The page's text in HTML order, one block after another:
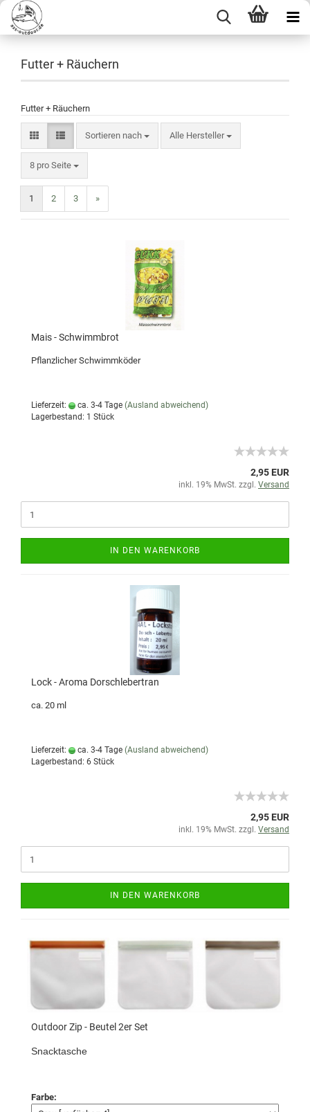
Futter + Räuchern
Futter + Räuchern
Sortieren nach Alle Hersteller
8 pro Seite
1 2 3 »
Mais - Schwimmbrot
Pflanzlicher Schwimmköder
Lieferzeit: ca. 3-4 Tage (Ausland abweichend)
Lagerbestand: 1 Stück
2,95 EUR
inkl. 19% MwSt. zzgl. Versand
IN DEN WARENKORB
Lock - Aroma Dorschlebertran
ca. 20 ml
Lieferzeit: ca. 3-4 Tage (Ausland abweichend)
Lagerbestand: 6 Stück
2,95 EUR
inkl. 19% MwSt. zzgl. Versand
IN DEN WARENKORB
Outdoor Zip - Beutel 2er Set
Snacktasche
Farbe: